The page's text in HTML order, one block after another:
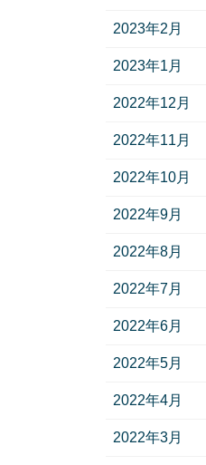
2023年2月
2023年1月
2022年12月
2022年11月
2022年10月
2022年9月
2022年8月
2022年7月
2022年6月
2022年5月
2022年4月
2022年3月